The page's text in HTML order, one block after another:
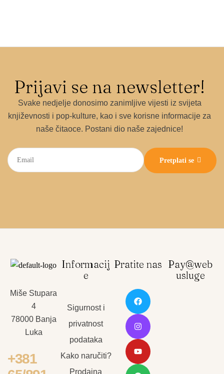
Prijavi se na newsletter!
Svake nedjelje donosimo zanimljive vijesti iz svijeta
književnosti i pop-kulture, kao i sve korisne informacije za
naše čitaoce. Postani dio naše zajednice!
Pretplati se
Miše Stupara
4
78000 Banja
Luka
+381
Informacij
e
Sigurnost i
privatnost
podataka
Kako naručiti?
Prodajna
Pratite nas Pay@web
usluge